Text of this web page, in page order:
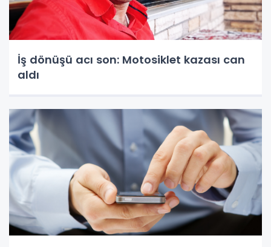
İş dönüşü acı son: Motosiklet kazası can
aldı